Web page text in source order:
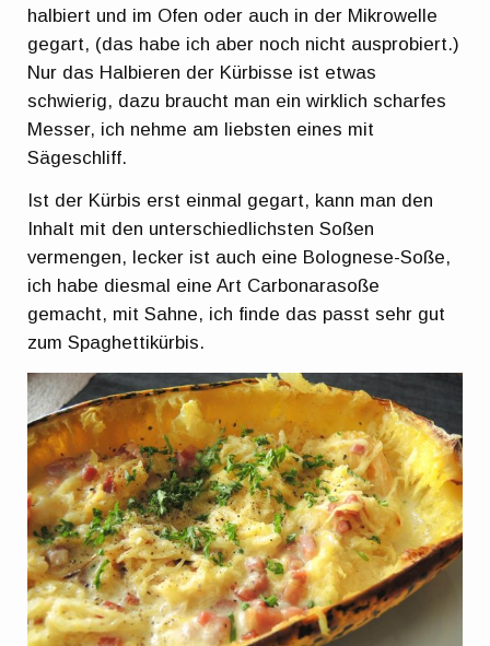
halbiert und im Ofen oder auch in der Mikrowelle
gegart, (das habe ich aber noch nicht ausprobiert.)
Nur das Halbieren der Kürbisse ist etwas
schwierig, dazu braucht man ein wirklich scharfes
Messer, ich nehme am liebsten eines mit
Sägeschliff.
Ist der Kürbis erst einmal gegart, kann man den
Inhalt mit den unterschiedlichsten Soßen
vermengen, lecker ist auch eine Bolognese-Soße,
ich habe diesmal eine Art Carbonarasoße
gemacht, mit Sahne, ich finde das passt sehr gut
zum Spaghettikürbis.